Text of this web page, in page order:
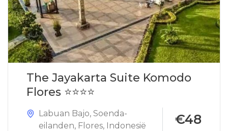
The Jayakarta Suite Komodo
Flores ⭐⭐⭐⭐
Labuan Bajo, Soenda-
eilanden, Flores, Indonesië €48